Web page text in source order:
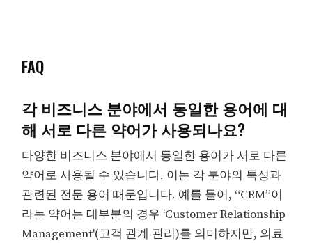
FAQ
각 비즈니스 분야에서 동일한 용어에 대
해 서로 다른 약어가 사용되나요?
다양한 비즈니스 분야에서 동일한 용어가 서로 다른
약어로 사용될 수 있습니다. 이는 각 분야의 특성과
관련된 전문 용어 때문입니다. 예를 들어, “CRM”이
라는 약어는 대부분의 경우 ‘Customer Relationship
Management'(고객 관계 관리)를 의미하지만, 의료